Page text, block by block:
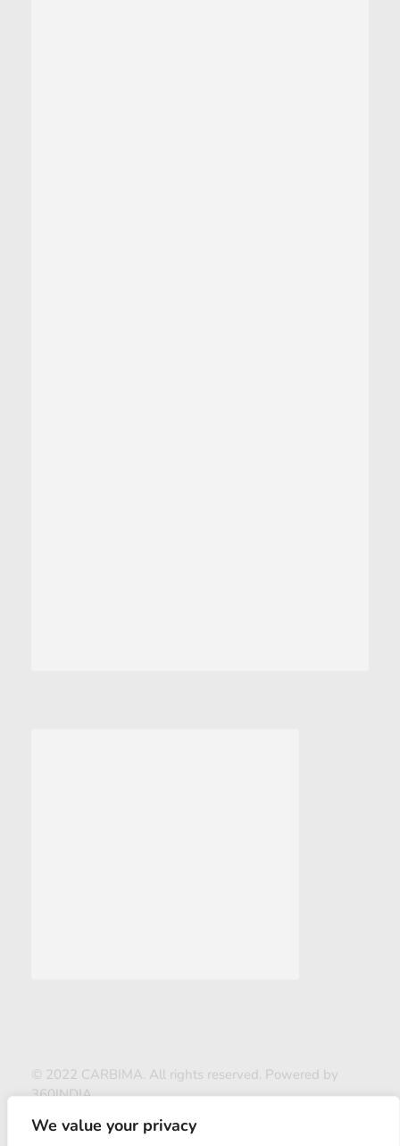
We value your privacy
© 2022 CARBIMA. All rights reserved. Powered by
360INDIA